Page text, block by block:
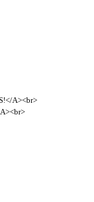
A><br>